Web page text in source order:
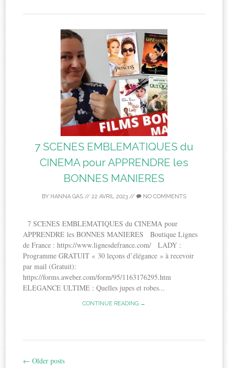
7 SCENES EMBLEMATIQUES du
CINEMA pour APPRENDRE les
BONNES MANIERES
BY HANNA GAS // 22 AVRIL 2023 // NO COMMENTS
7 SCENES EMBLEMATIQUES du CINEMA pour
APPRENDRE les BONNES MANIERES Boutique Lignes
de France : https://www.lignesdefrance.com/ LADY :
Programme GRATUIT « 30 leçons d’élégance » à recevoir
par mail (Gratuit):
https://forms.aweber.com/form/95/1163176295.htm
ELEGANCE ULTIME : Quelles jupes et robes...
CONTINUE READING →
← Older posts